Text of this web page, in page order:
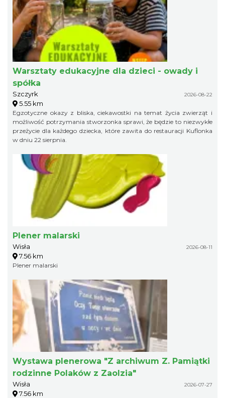
Warsztaty edukacyjne dla dzieci - owady i
spółka
Szczyrk 2026-08-22
5.55 km
Egzotyczne okazy z bliska, ciekawostki na temat życia zwierząt i
możliwość potrzymania stworzonka sprawi, że będzie to niezwykłe
przeżycie dla każdego dziecka, które zawita do restauracji Kuflonka
w dniu 22 sierpnia.
Plener malarski
Wisła 2026-08-11
7.56 km
Plener malarski
Wystawa plenerowa "Z archiwum Z. Pamiątki
rodzinne Polaków z Zaolzia"
Wisła 2026-07-27
7.56 km